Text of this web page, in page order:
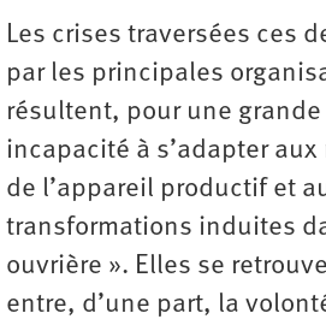
Les crises traversées ces
par les principales
résultent, pour une
incapacité à s’adapter
de l’appareil productif et
transformations induites
ouvrière ». Elles se
entre, d’une part, la